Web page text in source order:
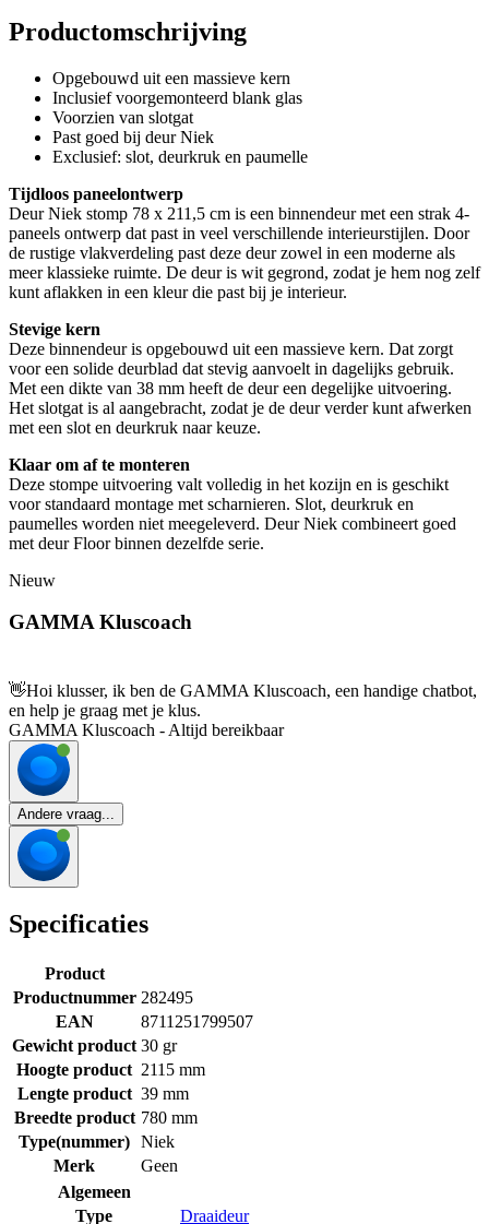
Productomschrijving
Opgebouwd uit een massieve kern
Inclusief voorgemonteerd blank glas
Voorzien van slotgat
Past goed bij deur Niek
Exclusief: slot, deurkruk en paumelle
Tijdloos paneelontwerp
Deur Niek stomp 78 x 211,5 cm is een binnendeur met een strak 4-
paneels ontwerp dat past in veel verschillende interieurstijlen. Door
de rustige vlakverdeling past deze deur zowel in een moderne als
meer klassieke ruimte. De deur is wit gegrond, zodat je hem nog zelf
kunt aflakken in een kleur die past bij je interieur.
Stevige kern
Deze binnendeur is opgebouwd uit een massieve kern. Dat zorgt
voor een solide deurblad dat stevig aanvoelt in dagelijks gebruik.
Met een dikte van 38 mm heeft de deur een degelijke uitvoering.
Het slotgat is al aangebracht, zodat je de deur verder kunt afwerken
met een slot en deurkruk naar keuze.
Klaar om af te monteren
Deze stompe uitvoering valt volledig in het kozijn en is geschikt
voor standaard montage met scharnieren. Slot, deurkruk en
paumelles worden niet meegeleverd. Deur Niek combineert goed
met deur Floor binnen dezelfde serie.
Nieuw
GAMMA Kluscoach
👋Hoi klusser, ik ben de GAMMA Kluscoach, een handige chatbot,
en help je graag met je klus.
GAMMA Kluscoach - Altijd bereikbaar
Andere vraag...
Specificaties
Product
Productnummer 282495
EAN
8711251799507
Gewicht product 30 gr
Hoogte product 2115 mm
Lengte product 39 mm
Breedte product 780 mm
Type(nummer) Niek
Merk
Geen
Algemeen
Type
Draaideur